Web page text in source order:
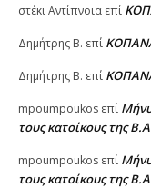
στέκι Αντίπνοια επί
Δημήτρης Β. επί
Δημήτρης Β. επί
mpoumpoukos επί
τους κατοίκους της
mpoumpoukos επί
τους κατοίκους της